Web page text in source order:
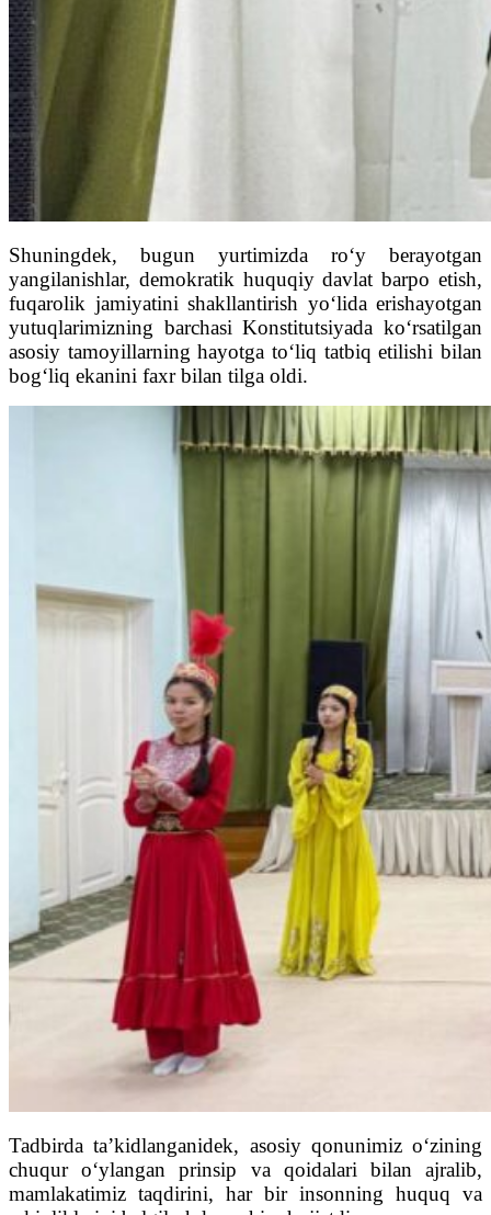
Shuningdek, bugun yurtimizda ro‘y berayotgan
yangilanishlar, demokratik huquqiy davlat barpo etish,
fuqarolik jamiyatini shakllantirish yo‘lida erishayotgan
yutuqlarimizning barchasi Konstitutsiyada ko‘rsatilgan
asosiy tamoyillarning hayotga to‘liq tatbiq etilishi bilan
bog‘liq ekanini faxr bilan tilga oldi.
Tadbirda ta’kidlanganidek, asosiy qonunimiz o‘zining
chuqur o‘ylangan prinsip va qoidalari bilan ajralib,
mamlakatimiz taqdirini, har bir insonning huquq va